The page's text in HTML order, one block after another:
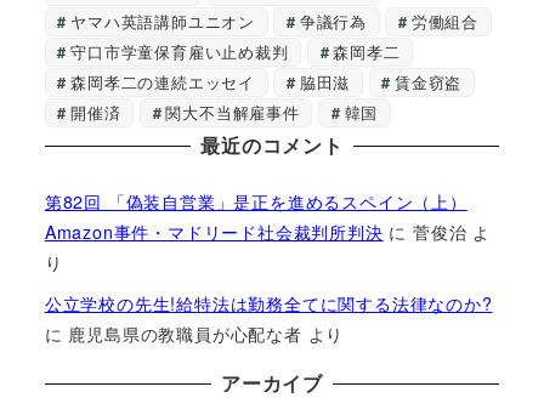
ヤマハ英語講師ユニオン
争議行為
労働組合
守口市学童保育雇い止め裁判
森岡孝二
森岡孝二の連続エッセイ
脇田滋
賃金窃盗
開催済
関大不当解雇事件 韓国
最近のコメント
第82回 「偽装自営業」是正を進めるスペイン（上）
Amazon事件・マドリード社会裁判所判決 に菅俊治 よ
り
公立学校の先生!給特法は勤務全てに関する法律なのか?
に 鹿児島県の教職員が心配な者 より
アーカイブ